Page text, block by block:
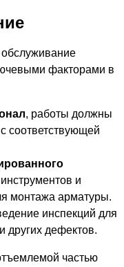
факторами в
, работы должны
соответствующей
и
монтажа арматуры.
инспекций для
других дефектов.
частью